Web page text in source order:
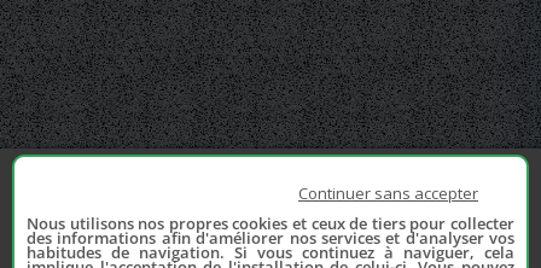
Continuer sans accepter
Nous utilisons nos propres cookies et ceux de tiers pour collecter
des informations afin d'améliorer nos services et d'analyser vos
habitudes de navigation. Si vous continuez à naviguer, cela